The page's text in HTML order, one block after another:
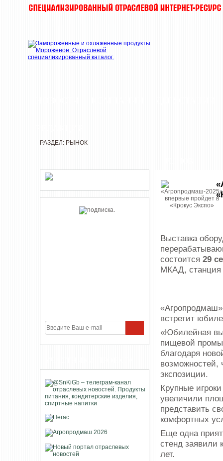
РАЗДЕЛ: РЫНОК
Выставка
состоится 29
МКАД, станция
встретит
«Юбилейная
пищевой
благодаря
возможностей,
экспозиции.
Крупные
увеличили
представить
комфортных
Еще одна
стенд заявили
лет.